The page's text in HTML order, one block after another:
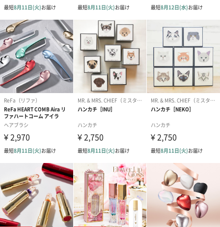
円）
ハンドタオル・ハンカチ
ハンドタオル・ハンカチを同梱してお届けいたします。ギフトへ
の＋αにおすすめです。
花束ハンドタオル（ピ
ンク）（1,760円）
花束ハンドタオル（ブ
ルー）（1,760円）
花束ハンドタ
ワイト）（